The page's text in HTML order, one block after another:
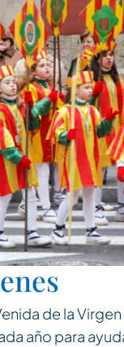
de la
año para